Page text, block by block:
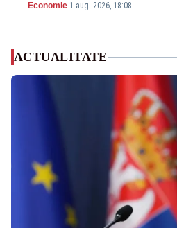
Economie-1 aug. 2026, 18:08
ACTUALITATE